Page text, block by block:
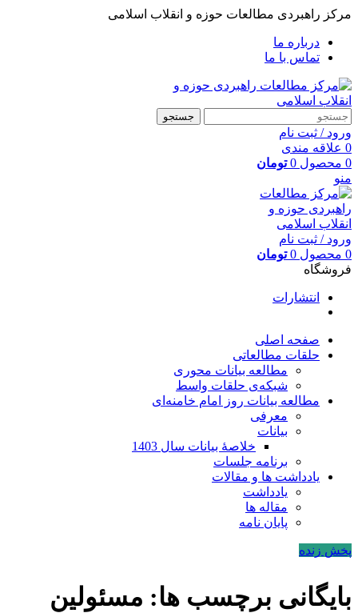
مرکز راهبردی مطالعات حوزه و انقلاب اسلامی
درباره ما
تماس با ما
جستجو
ورود / ثبت نام
0 علاقه مندی
0 محصول 0 تومان
منو
ورود / ثبت نام
0 محصول 0 تومان
فروشگاه
انتشارات
صفحه اصلی
حلقات مطالعاتی
مطالعه بیانات محوری
شبکه‌ی حلقات واسط
مطالعه بیانات روز امام خامنه‌ای
معرفی
بیانات
خلاصۀ بیانات سال 1403
برنامه جلسات
یادداشت ها و مقالات
یادداشت
مقاله ها
پایان نامه
پخش زنده
بایگانی برچسب ها: مسئولین